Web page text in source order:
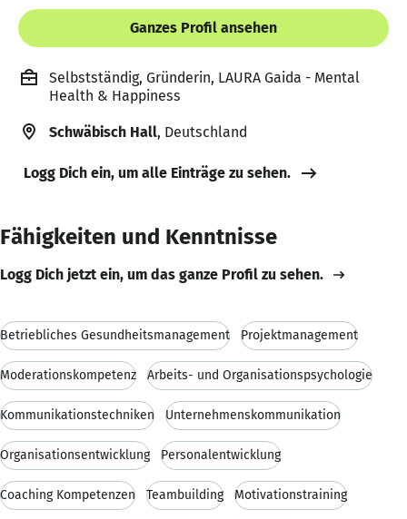
Ganzes Profil ansehen
Selbstständig, Gründerin, LAURA Gaida - Mental
Health & Happiness
Schwäbisch Hall, Deutschland
Logg Dich ein, um alle Einträge zu sehen.
Fähigkeiten und Kenntnisse
Logg Dich jetzt ein, um das ganze Profil zu sehen.
Betriebliches Gesundheitsmanagement Projektmanagement
Moderationskompetenz Arbeits- und Organisationspsychologie
Kommunikationstechniken Unternehmenskommunikation
Organisationsentwicklung Personalentwicklung
Coaching Kompetenzen Teambuilding Motivationstraining